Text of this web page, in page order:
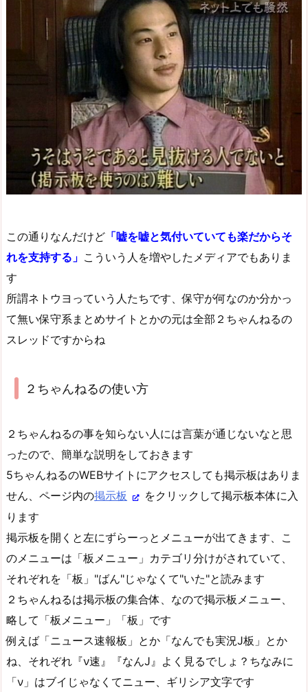
この通りなんだけど 「嘘を嘘と気付いていても楽だからそ
れを支持する」 こういう人を増やしたメディアでもありま
す
所謂ネトウヨっていう人たちです、保守が何なのか分かっ
て無い保守系まとめサイトとかの元は全部２ちゃんねるの
スレッドですからね
２ちゃんねるの使い方
２ちゃんねるの事を知らない人には言葉が通じないなと思
ったので、簡単な説明をしておきます
5ちゃんねるのWEBサイトにアクセスしても掲示板はありま
せん、ページ内の掲示板
をクリックして掲示板本体に入
ります
掲示板を開くと左にずらーっとメニューが出てきます、こ
のメニューは「板メニュー」カテゴリ分けがされていて、
それぞれを「板」"ばん"じゃなくて"いた"と読みます
２ちゃんねるは掲示板の集合体、なので掲示板メニュー、
略して「板メニュー」「板」です
例えば「ニュース速報板」とか「なんでも実況J板」とか
ね、それぞれ『ν速』『なんJ』よく見るでしょ？ちなみに
「ν」はブイじゃなくてニュー、ギリシア文字です